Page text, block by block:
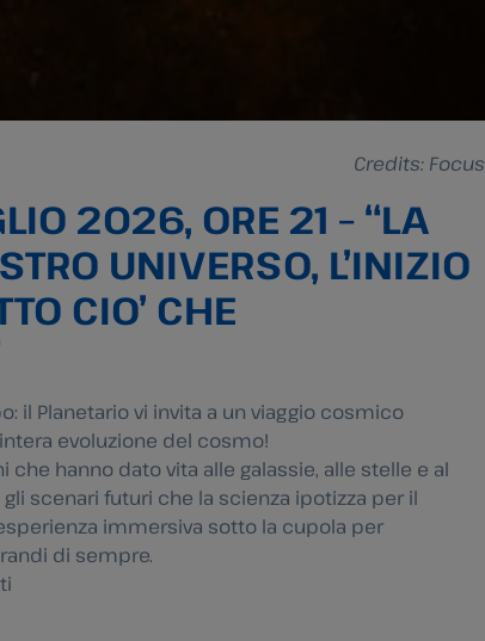
Credits: Focus
2026, ORE 21 – “LA
UNIVERSO, L’INIZIO
CIO’ CHE
il Planetario vi invita a un viaggio cosmico
evoluzione del cosmo!
hanno dato vita alle galassie, alle stelle e al
scenari futuri che la scienza ipotizza per il
immersiva sotto la cupola per
di sempre.